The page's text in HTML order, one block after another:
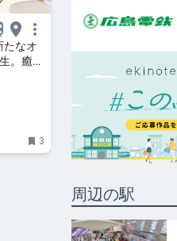
たなオ
。癒や
3
周辺の駅